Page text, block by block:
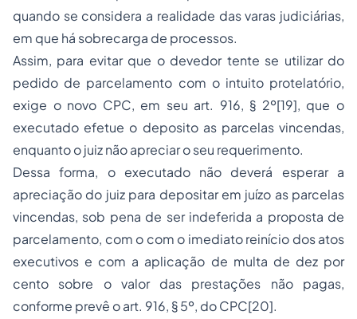
quando se considera a realidade das varas judiciárias,
em que há sobrecarga de processos.
Assim, para evitar que o devedor tente se utilizar do
pedido de parcelamento com o intuito protelatório,
exige o novo CPC, em seu art. 916, § 2º[19], que o
executado efetue o deposito as parcelas vincendas,
enquanto o juiz não apreciar o seu requerimento.
Dessa forma, o executado não deverá esperar a
apreciação do juiz para depositar em juízo as parcelas
vincendas, sob pena de ser indeferida a proposta de
parcelamento, com o com o imediato reinício dos atos
executivos e com a aplicação de multa de dez por
cento sobre o valor das prestações não pagas,
conforme prevê o art. 916, § 5º, do CPC[20].